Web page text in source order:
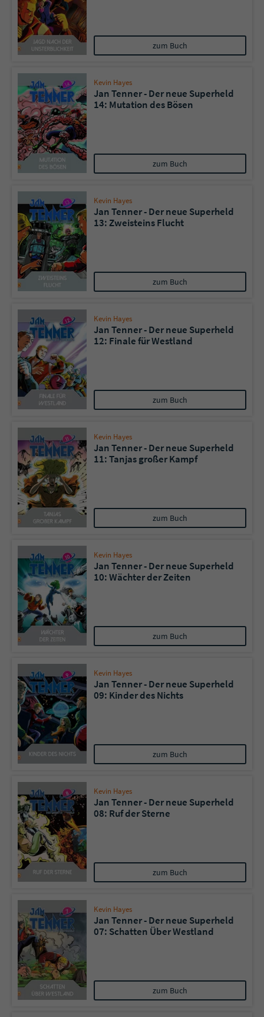
zum Buch
Kevin Hayes
Jan Tenner - Der neue Superheld
14: Mutation des Bösen
zum Buch
Kevin Hayes
Jan Tenner - Der neue Superheld
13: Zweisteins Flucht
zum Buch
Kevin Hayes
Jan Tenner - Der neue Superheld
12: Finale für Westland
zum Buch
Kevin Hayes
Jan Tenner - Der neue Superheld
11: Tanjas großer Kampf
zum Buch
Kevin Hayes
Jan Tenner - Der neue Superheld
10: Wächter der Zeiten
zum Buch
Kevin Hayes
Jan Tenner - Der neue Superheld
09: Kinder des Nichts
zum Buch
Kevin Hayes
Jan Tenner - Der neue Superheld
08: Ruf der Sterne
zum Buch
Kevin Hayes
Jan Tenner - Der neue Superheld
07: Schatten Über Westland
zum Buch